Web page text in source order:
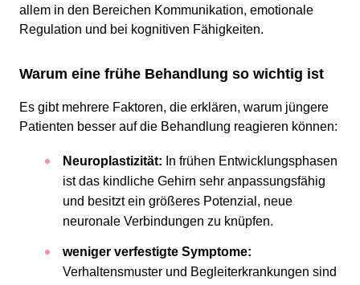
allem in den Bereichen Kommunikation, emotionale
Regulation und bei kognitiven Fähigkeiten.
Warum eine frühe Behandlung so wichtig ist
Es gibt mehrere Faktoren, die erklären, warum jüngere
Patienten besser auf die Behandlung reagieren können:
Neuroplastizität: In frühen Entwicklungsphasen
ist das kindliche Gehirn sehr anpassungsfähig
und besitzt ein größeres Potenzial, neue
neuronale Verbindungen zu knüpfen.
weniger verfestigte Symptome:
Verhaltensmuster und Begleiterkrankungen sind